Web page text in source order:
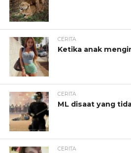
CERITA
Ketika anak
CERITA
ML disaat yang
CERITA